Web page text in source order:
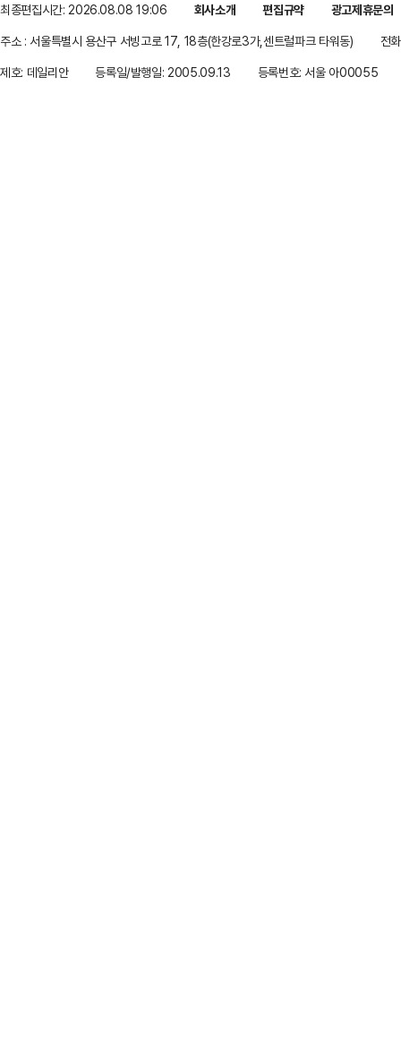
최종편집시간: 2026.08.08 19:06 회사소개 편집규약
광고제휴문의
주소 : 서울특별시 용산구 서빙고로 17, 18층(한강로3가,센트럴파크 타워동)
전
제호: 데일리안
등록일/발행일: 2005.09.13 등록번호: 서울 아00055